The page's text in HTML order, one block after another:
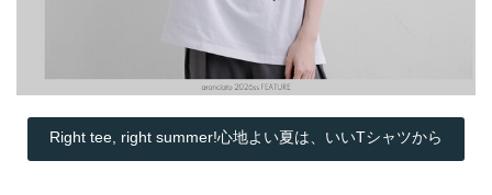
Right tee, right summer!心地よい夏は、いいTシャツから